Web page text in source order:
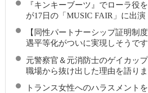
『キンキーブーツ』でローラ役
が17日の「MUSIC FAIR」に出演
【同性パートナーシップ証明制
遇平等化がついに実現しそうです
元警察官＆元消防士のゲイカッ
職場から抜け出した理由を語り
トランス女性へのハラスメント